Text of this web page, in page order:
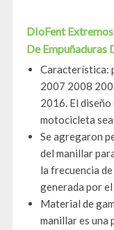
DIoFent
De Empuñaduras
Característica:
2007 2008
2016. El diseño
motocicleta
Se agregaron
del manillar
la frecuencia
generada por
Material de
manillar es una